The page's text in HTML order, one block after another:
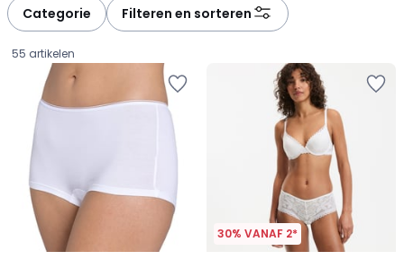
Categorie Filteren en sorteren
55 artikelen
30% VANAF 2*